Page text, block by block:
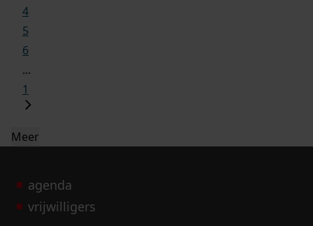
4
5
6
...
1
Meer
agenda
vrijwilligers